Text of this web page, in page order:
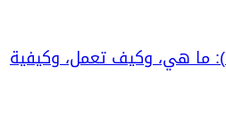
درجات المخاطر (RG): ما هي، وكيف تعمل، وكيفية